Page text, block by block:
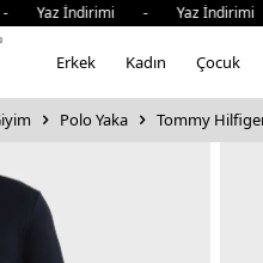
İndirimi - Yaz
Erkek Kadın Çocuk
Polo Yaka Tommy